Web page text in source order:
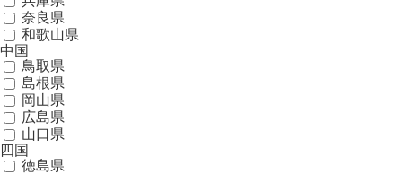
奈良県
和歌山県
中国
鳥取県
島根県
岡山県
広島県
山口県
四国
徳島県